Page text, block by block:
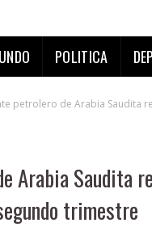
POLITICA
petrolero de Arabia Saudita
Arabia Saudita
trimestre